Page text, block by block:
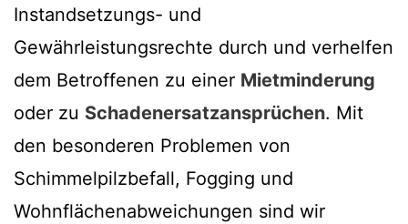
Instandsetzungs- und
Gewährleistungsrechte durch und verhelfen
dem Betroffenen zu einer Mietminderung
oder zu Schadenersatzansprüchen. Mit
den besonderen Problemen von
Schimmelpilzbefall, Fogging und
Wohnflächenabweichungen sind wir